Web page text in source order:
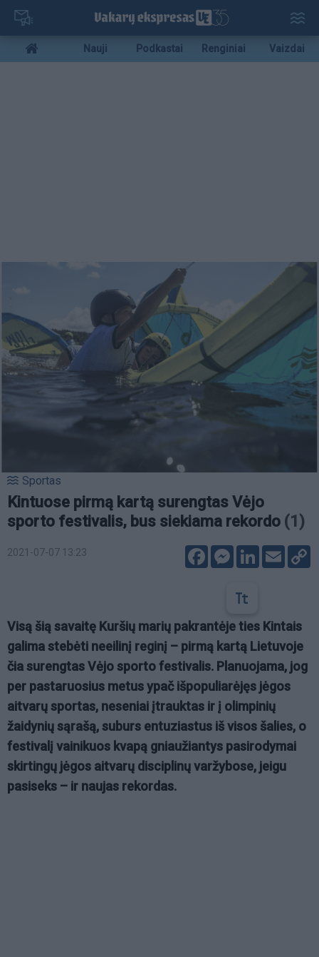
Pereiti
pagrindinį
turinį
Mobile
menu
Nauji Podkastai Renginiai Vaizdai
Sportas
Kintuose pirmą kartą surengtas Vėjo
sporto festivalis, bus siekiama rekordo (1)
2021-07-07 13:23 FacebookMessenger
LinkedIn
Email
Visą šią savaitę Kuršių marių pakrantėje ties Kintais
galima stebėti neeilinį reginį – pirmą kartą Lietuvoje
čia surengtas Vėjo sporto festivalis. Planuojama, jog
per pastaruosius metus ypač išpopuliarėjęs jėgos
aitvarų sportas, neseniai įtrauktas ir į olimpinių
žaidynių sąrašą, suburs entuziastus iš visos šalies, o
festivalį vainikuos kvapą gniaužiantys pasirodymai
skirtingų jėgos aitvarų disciplinų varžybose, jeigu
pasiseks – ir naujas rekordas.